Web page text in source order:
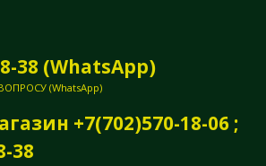
38 (WhatsApp)
(WhatsApp)
+7(702)570-18-06 ;
38